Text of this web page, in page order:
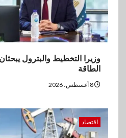
وزيرا التخطيط والبترول
الطاقة
اقتصاد